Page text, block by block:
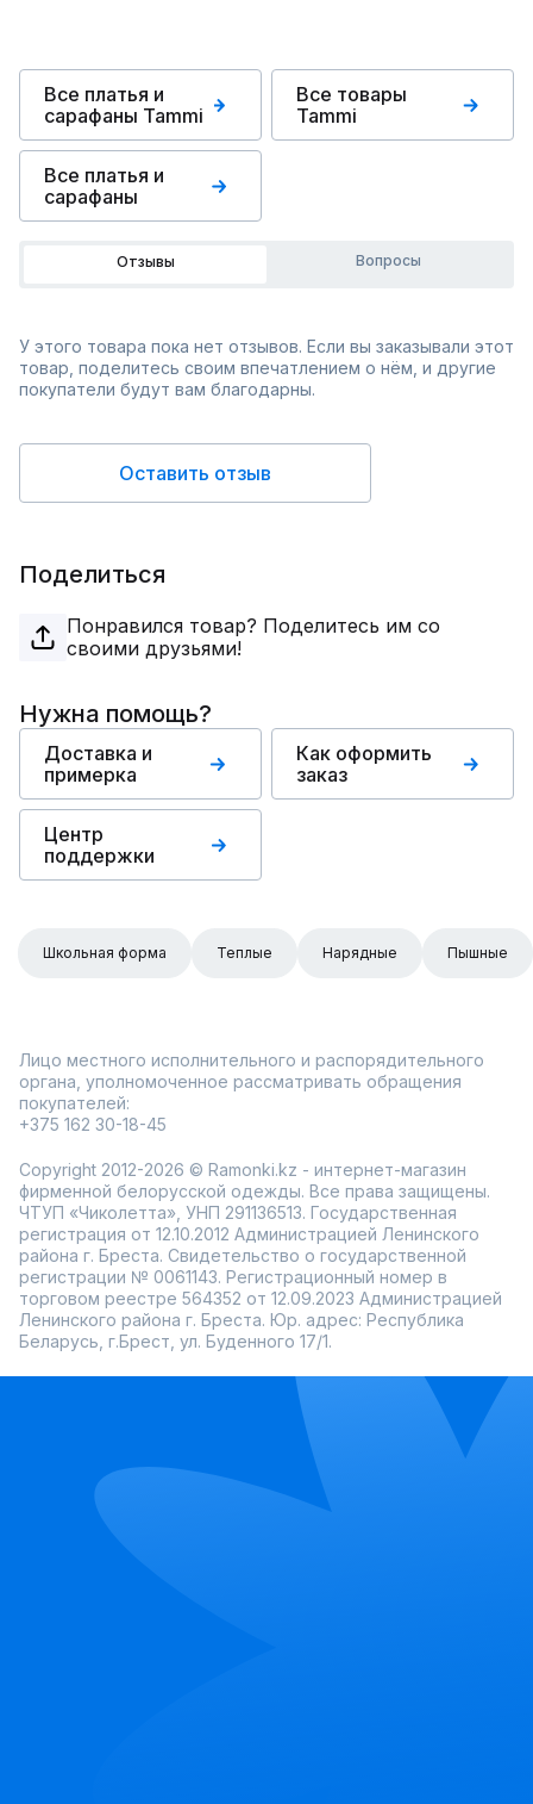
Все платья и
сарафаны Tammi
Все товары
Tammi
Все платья и
сарафаны
Отзывы Вопросы
У этого товара пока нет отзывов. Если вы заказывали этот
товар, поделитесь своим впечатлением о нём, и другие
покупатели будут вам благодарны.
Оставить отзыв
Поделиться
Понравился товар? Поделитесь им со
своими друзьями!
Нужна помощь?
Доставка и
примерка
Как оформить
заказ
Центр
поддержки
Школьная форма Теплые Нарядные Пышные
Лицо местного исполнительного и распорядительного
органа, уполномоченное рассматривать обращения
покупателей:
+375 162 30-18-45
Copyright 2012-2026 © Ramonki.kz - интернет-магазин
фирменной белорусской одежды. Все права защищены.
ЧТУП «Чиколетта», УНП 291136513. Государственная
регистрация от 12.10.2012 Администрацией Ленинского
района г. Бреста. Свидетельство о государственной
регистрации № 0061143. Регистрационный номер в
торговом реестре 564352 от 12.09.2023 Администрацией
Ленинского района г. Бреста. Юр. адрес: Республика
Беларусь, г.Брест, ул. Буденного 17/1.